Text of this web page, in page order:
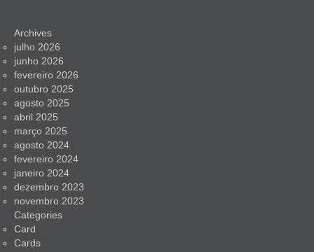
Archives
julho 2026
junho 2026
fevereiro 2026
outubro 2025
agosto 2025
abril 2025
março 2025
agosto 2024
fevereiro 2024
janeiro 2024
dezembro 2023
novembro 2023
Categories
Card
Cards